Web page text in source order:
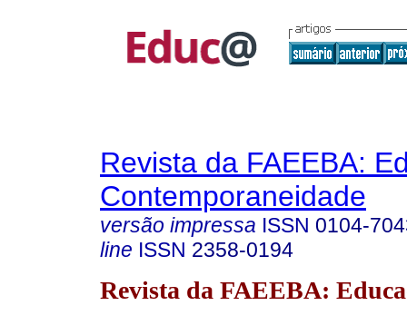
Revista da FAEEBA:
Contemporaneidade
versão impressa ISSN 0104-
line ISSN 2358-0194
Revista da FAEEBA: